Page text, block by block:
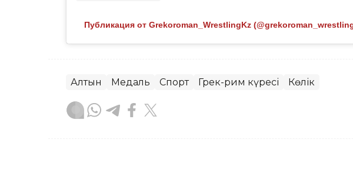
Публикация от Grekoroman_WrestlingKz
Алтын Медаль Спорт Грек-рим күресі Көлік